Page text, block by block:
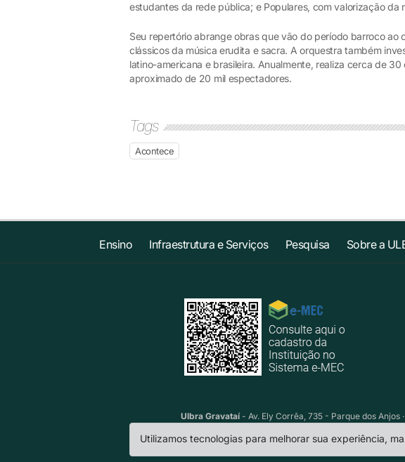
estudantes da rede pública; e Populares, com valorização da
Seu repertório abrange obras que vão do período barroco ao
clássicos da música erudita e sacra. A orquestra também
latino-americana e brasileira. Anualmente, realiza cerca de
aproximado de 20 mil espectadores.
Tags
Acontece
Ensino Infraestrutura e Serviços Pesquisa Sobre a
Ulbra Gravataí- Av. Ely Corrêa, 735 - Parque dos Anjos
Utilizamos tecnologias para melhorar sua experiência,